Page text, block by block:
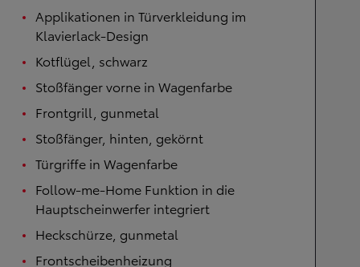
Applikationen in Türverkleidung im
Klavierlack-Design
Kotflügel, schwarz
Stoßfänger vorne in Wagenfarbe
Frontgrill, gunmetal
Stoßfänger, hinten, gekörnt
Türgriffe in Wagenfarbe
Follow-me-Home Funktion in die
Hauptscheinwerfer integriert
Heckschürze, gunmetal
Frontscheibenheizung